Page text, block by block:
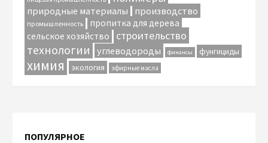
природные материалы производство
промышленность
пропитка для дерева
сельское хозяйство
строительство
технологии углеводороды финансы фунгициды
химия экология эфирные масла
ПОПУЛЯРНОЕ